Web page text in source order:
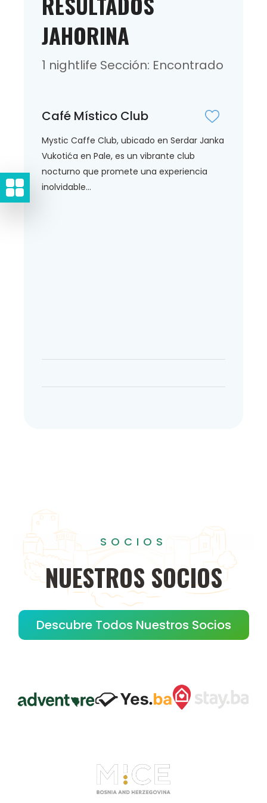
JAHORINA
1 nightlife Sección: Encontrado
Café Místico Club
Mystic Caffe Club, ubicado en Serdar Janka
Vukotića en Pale, es un vibrante club
nocturno que promete una experiencia
inolvidable...
SOCIOS
NUESTROS SOCIOS
Descubre Todos Nuestros Socios